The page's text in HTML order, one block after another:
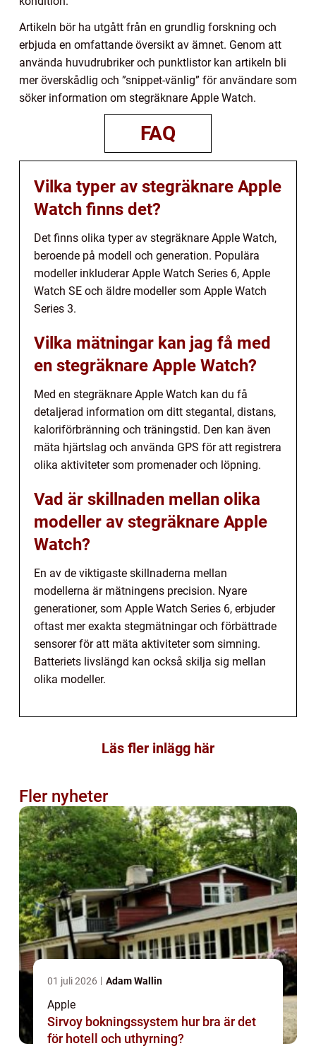
Artikeln bör ha utgått från en grundlig forskning och
erbjuda en omfattande översikt av ämnet. Genom att
använda huvudrubriker och punktlistor kan artikeln bli
mer överskådlig och ”snippet-vänlig” för användare som
söker information om stegräknare Apple Watch.
FAQ
Vilka typer av stegräknare Apple
Watch finns det?
Det finns olika typer av stegräknare Apple Watch,
beroende på modell och generation. Populära
modeller inkluderar Apple Watch Series 6, Apple
Watch SE och äldre modeller som Apple Watch
Series 3.
Vilka mätningar kan jag få med
en stegräknare Apple Watch?
Med en stegräknare Apple Watch kan du få
detaljerad information om ditt stegantal, distans,
kaloriförbränning och träningstid. Den kan även
mäta hjärtslag och använda GPS för att registrera
olika aktiviteter som promenader och löpning.
Vad är skillnaden mellan olika
modeller av stegräknare Apple
Watch?
En av de viktigaste skillnaderna mellan
modellerna är mätningens precision. Nyare
generationer, som Apple Watch Series 6, erbjuder
oftast mer exakta stegmätningar och förbättrade
sensorer för att mäta aktiviteter som simning.
Batteriets livslängd kan också skilja sig mellan
olika modeller.
Läs fler inlägg här
Fler nyheter
01 juli 2026 Adam Wallin
Apple
Sirvoy bokningssystem hur bra är det
för hotell och uthyrning?